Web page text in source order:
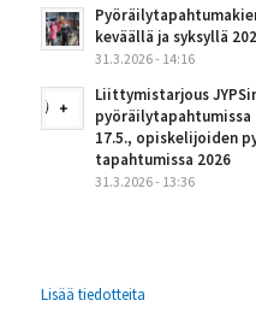
keväällä ja syksyllä
31.3.2026 - 14:16
Liittymistarjous
pyöräilytapahtumissa
17.5., opiskelijoiden
tapahtumissa 2026
31.3.2026 - 13:36
Lisää tiedotteita